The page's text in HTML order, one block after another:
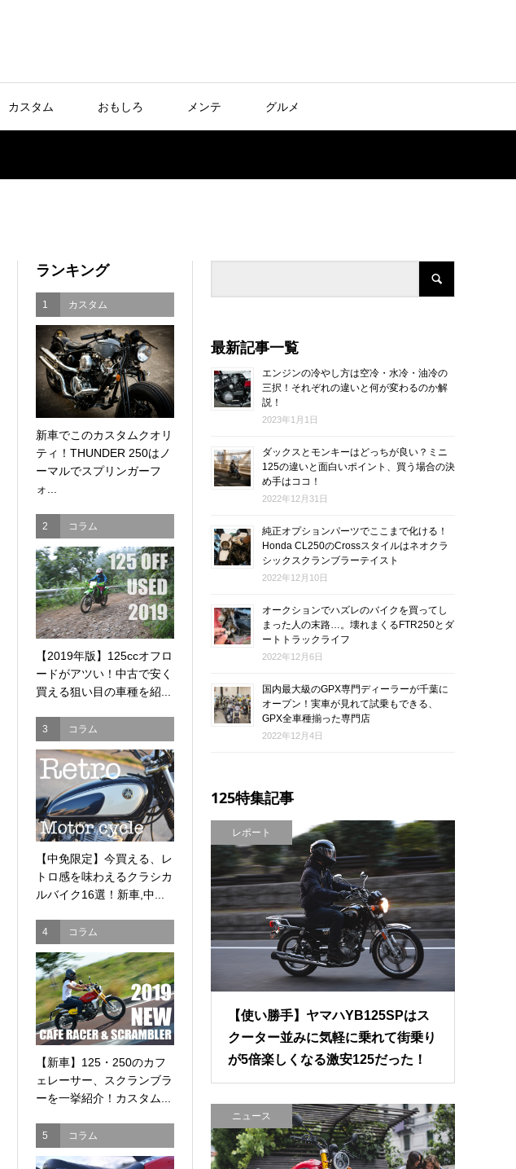
カスタム おもしろ メンテ グルメ
最新記事一覧
エンジンの冷やし方は空冷・水冷・油冷の
三択！それぞれの違いと何が変わるのか解
説！
2023年1月1日
ダックスとモンキーはどっちが良い？ミニ
125の違いと面白いポイント、買う場合の決
め手はココ！
2022年12月31日
純正オプションパーツでここまで化ける！
Honda CL250のCrossスタイルはネオクラ
シックスクランブラーテイスト
2022年12月10日
オークションでハズレのバイクを買ってし
まった人の末路…。壊れまくるFTR250とダ
ートトラックライフ
2022年12月6日
国内最大級のGPX専門ディーラーが千葉に
オープン！実車が見れて試乗もできる、
GPX全車種揃った専門店
2022年12月4日
125特集記事
レポート
【使い勝手】ヤマハYB125SPはス
クーター並みに気軽に乗れて街乗り
が5倍楽しくなる激安125だった！
ニュース
ランキング
1 カスタム
新車でこのカスタムクオリ
ティ！THUNDER 250はノ
ーマルでスプリンガーフ
ォ...
2 コラム
【2019年版】125ccオフロ
ードがアツい！中古で安く
買える狙い目の車種を紹...
3 コラム
【中免限定】今買える、レ
トロ感を味わえるクラシカ
ルバイク16選！新車,中...
4 コラム
【新車】125・250のカフ
ェレーサー、スクランブラ
ーを一挙紹介！カスタム...
5 コラム